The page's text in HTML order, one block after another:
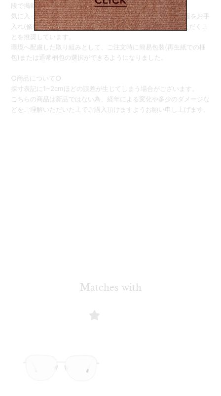
段で掲載しております。
気に入った物を長くご着用いただけるよう、お客様自身で洋服をお手
入れ(修理)していただき、適切に保管・クリーニングしていただくこ
とを推奨しています。
環境へ配慮した取り組みとして、ご注文時に簡易包装(再生紙での梱
包)または通常梱包の選択ができるようになりました。
○商品について○
採寸表記に1~2cmほどの誤差が生じてしまう場合がございます。
こちらの商品は新品ではない為、経年による変化や多少のダメージな
どをご理解いただいた上でご購入頂けますようお願い申し上げます。
Matches with